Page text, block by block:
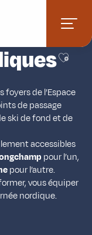
foyers de l’Espace
de passage
ski de fond et de
accessibles
pour l’un,
pour l’autre.
vous équiper
nordique.